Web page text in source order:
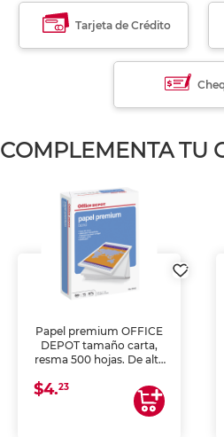
Tarjeta de Crédito
COMPLEMENTA TU
Papel premium OFFICE
DEPOT tamaño carta,
resma 500 hojas. De alta
uniforme, ideal para
impresoras de inyección
de tinta y láser,
$4.23